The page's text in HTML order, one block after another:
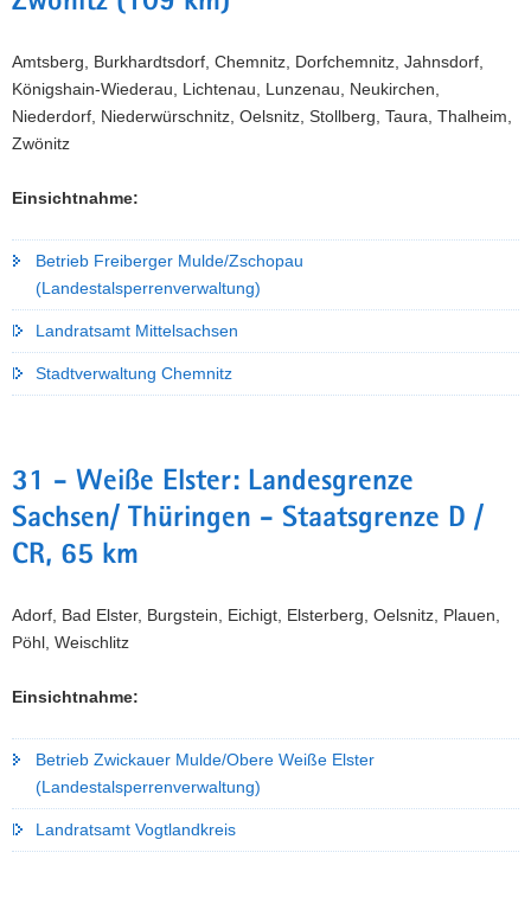
Amtsberg, Burkhardtsdorf, Chemnitz, Dorfchemnitz, Jahnsdorf,
Königshain-Wiederau, Lichtenau, Lunzenau, Neukirchen,
Niederdorf, Niederwürschnitz, Oelsnitz, Stollberg, Taura, Thalheim,
Zwönitz
Einsichtnahme:
Betrieb Freiberger Mulde/Zschopau
(Landestalsperrenverwaltung)
Landratsamt Mittelsachsen
Stadtverwaltung Chemnitz
31 - Weiße Elster: Landesgrenze
Sachsen/ Thüringen - Staatsgrenze D /
CR, 65 km
Adorf, Bad Elster, Burgstein, Eichigt, Elsterberg, Oelsnitz, Plauen,
Pöhl, Weischlitz
Einsichtnahme:
Betrieb Zwickauer Mulde/Obere Weiße Elster
(Landestalsperrenverwaltung)
Landratsamt Vogtlandkreis